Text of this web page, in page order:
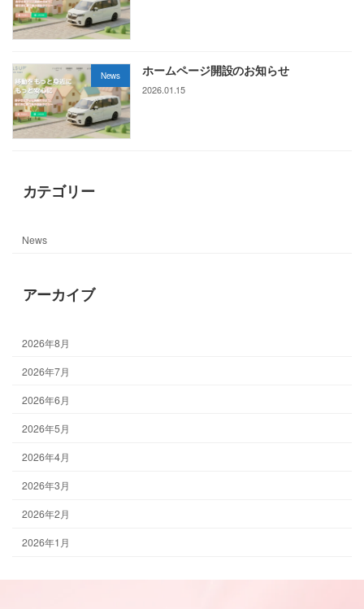
News
ホームページ開設のお知らせ
2026.01.15
カテゴリー
News
アーカイブ
2026年8月
2026年7月
2026年6月
2026年5月
2026年4月
2026年3月
2026年2月
2026年1月